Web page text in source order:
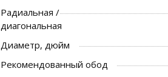
Радиальная /
диагональная
Диаметр, дюйм
Рекомендованный обод